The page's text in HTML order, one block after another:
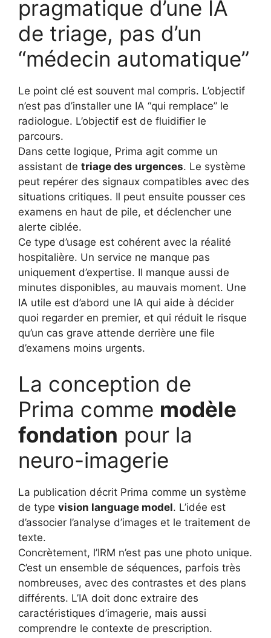
pragmatique d’une IA
de triage, pas d’un
“médecin automatique”
Le point clé est souvent mal compris. L’objectif
n’est pas d’installer une IA “qui remplace” le
radiologue. L’objectif est de fluidifier le
parcours.
Dans cette logique, Prima agit comme un
assistant de triage des urgences. Le système
peut repérer des signaux compatibles avec des
situations critiques. Il peut ensuite pousser ces
examens en haut de pile, et déclencher une
alerte ciblée.
Ce type d’usage est cohérent avec la réalité
hospitalière. Un service ne manque pas
uniquement d’expertise. Il manque aussi de
minutes disponibles, au mauvais moment. Une
IA utile est d’abord une IA qui aide à décider
quoi regarder en premier, et qui réduit le risque
qu’un cas grave attende derrière une file
d’examens moins urgents.
La conception de
Prima comme modèle
fondation pour la
neuro-imagerie
La publication décrit Prima comme un système
de type vision language model. L’idée est
d’associer l’analyse d’images et le traitement de
texte.
Concrètement, l’IRM n’est pas une photo unique.
C’est un ensemble de séquences, parfois très
nombreuses, avec des contrastes et des plans
différents. L’IA doit donc extraire des
caractéristiques d’imagerie, mais aussi
comprendre le contexte de prescription.